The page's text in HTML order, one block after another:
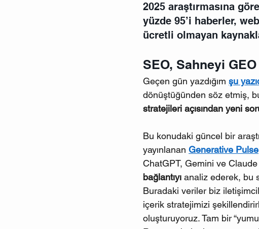
2025 araştırmasına
yüzde 95’i haberler,
ücretli olmayan
SEO, Sahneyi
Geçen gün yazdığım şu
dönüştüğünden söz etmiş,
stratejileri açısından yeni
Bu konudaki güncel bir
yayınlanan Generative Pulse
ChatGPT, Gemini ve
bağlantıyı analiz ederek, bu
Buradaki veriler biz
içerik stratejimizi
oluşturuyoruz. Tam bir